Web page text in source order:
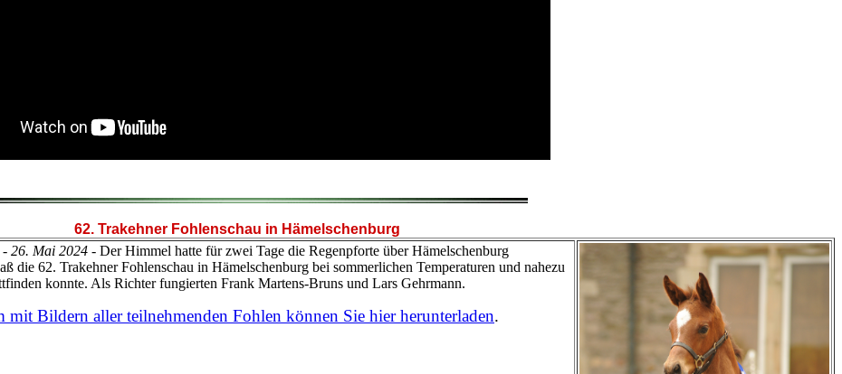
62. Trakehner Fohlenschau in Hämelschenburg
- 26. Mai 2024 - Der Himmel hatte für zwei Tage die Regenpforte über Hämelschenburg
die 62. Trakehner Fohlenschau in Hämelschenburg bei sommerlichen Temperaturen und nahezu
konnte. Als Richter fungierten Frank Martens-Bruns und Lars Gehrmann.
mit Bildern aller teilnehmenden Fohlen können Sie hier herunterladen.